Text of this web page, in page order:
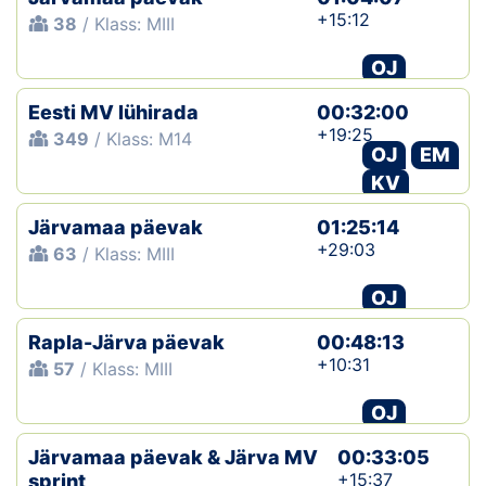
Klubid
Suletud maastikud
Püsirajad
Ajalugu
Koolitused
OTSI
38 / Klass: MIII +15:12
OJ
Eesti MV lühirada
349 / Klass: M14
00:32:00
+19:25
OJ
EM
KV
Järvamaa päevak
63 / Klass: MIII
01:25:14
+29:03
OJ
Rapla-Järva päevak
57 / Klass: MIII
00:48:13
+10:31
OJ
Järvamaa päevak & Järva MV
sprint
00:33:05
+15:37